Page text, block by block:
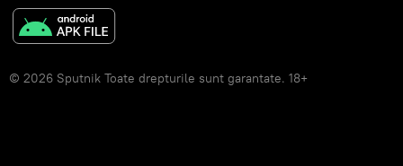
© 2026 Sputnik Toate drepturile sunt garantate. 18+